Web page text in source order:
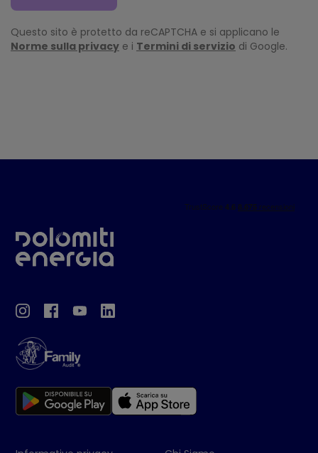
Questo sito è protetto da reCAPTCHA e si applicano le
Norme sulla privacy e i Termini di servizio di Google.